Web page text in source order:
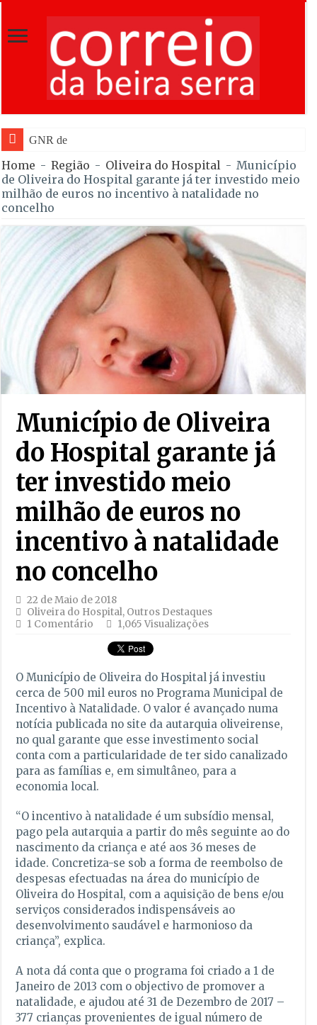
GNR de Gouveia desmantelou
Home - Região - Oliveira do Hospital - Município
de Oliveira do Hospital garante já ter investido meio
milhão de euros no incentivo à natalidade no
concelho
Município de Oliveira
do Hospital garante já
ter investido meio
milhão de euros no
incentivo à natalidade
no concelho
22 de Maio de 2018
Oliveira do Hospital, Outros Destaques
1 Comentário
1,065 Visualizações
O Município de Oliveira do Hospital já investiu
cerca de 500 mil euros no Programa Municipal de
Incentivo à Natalidade. O valor é avançado numa
notícia publicada no site da autarquia oliveirense,
no qual garante que esse investimento social
conta com a particularidade de ter sido canalizado
para as famílias e, em simultâneo, para a
economia local.
“O incentivo à natalidade é um subsídio mensal,
pago pela autarquia a partir do mês seguinte ao do
nascimento da criança e até aos 36 meses de
idade. Concretiza-se sob a forma de reembolso de
despesas efectuadas na área do município de
Oliveira do Hospital, com a aquisição de bens e/ou
serviços considerados indispensáveis ao
desenvolvimento saudável e harmonioso da
criança”, explica.
A nota dá conta que o programa foi criado a 1 de
Janeiro de 2013 com o objectivo de promover a
natalidade, e ajudou até 31 de Dezembro de 2017 –
377 crianças provenientes de igual número de